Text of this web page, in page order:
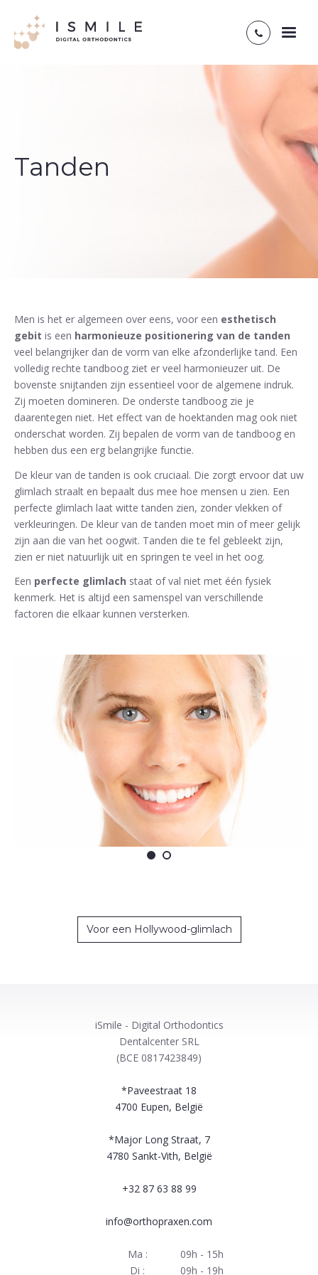
Tanden
Men is het er algemeen over eens, voor een esthetisch
gebit is een harmonieuze positionering van de tanden
veel belangrijker dan de vorm van elke afzonderlijke tand. Een
volledig rechte tandboog ziet er veel harmonieuzer uit. De
bovenste snijtanden zijn essentieel voor de algemene indruk.
Zij moeten domineren. De onderste tandboog zie je
daarentegen niet. Het effect van de hoektanden mag ook niet
onderschat worden. Zij bepalen de vorm van de tandboog en
hebben dus een erg belangrijke functie.
De kleur van de tanden is ook cruciaal. Die zorgt ervoor dat uw
glimlach straalt en bepaalt dus mee hoe mensen u zien. Een
perfecte glimlach laat witte tanden zien, zonder vlekken of
verkleuringen. De kleur van de tanden moet min of meer gelijk
zijn aan die van het oogwit. Tanden die te fel gebleekt zijn,
zien er niet natuurlijk uit en springen te veel in het oog.
Een perfecte glimlach staat of val niet met één fysiek
kenmerk. Het is altijd een samenspel van verschillende
factoren die elkaar kunnen versterken.
Voor een Hollywood-glimlach
iSmile - Digital Orthodontics
Dentalcenter SRL
(BCE 0817423849)
*Paveestraat 18
4700 Eupen, België
*Major Long Straat, 7
4780 Sankt-Vith, België
+32 87 63 88 99
info@orthopraxen.com
Ma :
09h - 15h
Di :
09h - 19h